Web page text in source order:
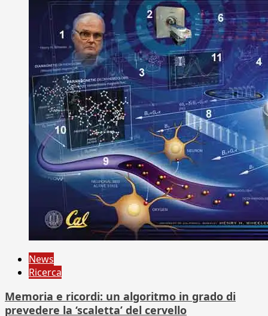
News
Ricerca
Memoria e ricordi: un algoritmo in grado di
prevedere la ‘scaletta’ del cervello